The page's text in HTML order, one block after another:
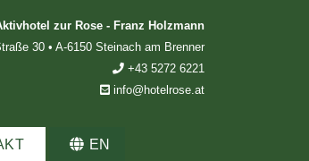
zur Rose - Franz Holzmann
30 • A-6150 Steinach am Brenner
+43 5272 6221
info@hotelrose.at
EN